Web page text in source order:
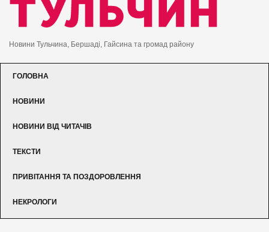
Новини Тульчина, Бершаді, Гайсина та громад району
ГОЛОВНА
НОВИНИ
НОВИНИ ВІД ЧИТАЧІВ
ТЕКСТИ
ПРИВІТАННЯ ТА ПОЗДОРОВЛЕННЯ
НЕКРОЛОГИ